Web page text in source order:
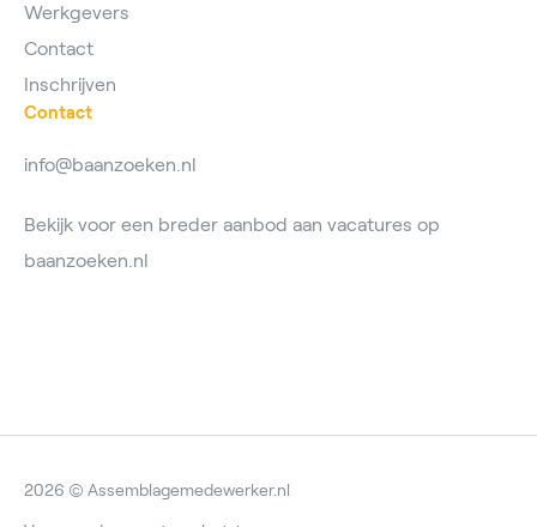
Werkgevers
Contact
Inschrijven
Contact
info@baanzoeken.nl
Bekijk voor een breder aanbod aan vacatures op
baanzoeken.nl
2026 © Assemblagemedewerker.nl